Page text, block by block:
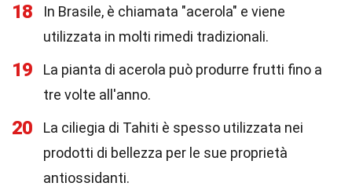
18
In Brasile, è chiamata "acerola" e viene
utilizzata in molti rimedi tradizionali.
19
La pianta di acerola può produrre frutti fino a
tre volte all'anno.
20
La ciliegia di Tahiti è spesso utilizzata nei
prodotti di bellezza per le sue proprietà
antiossidanti.